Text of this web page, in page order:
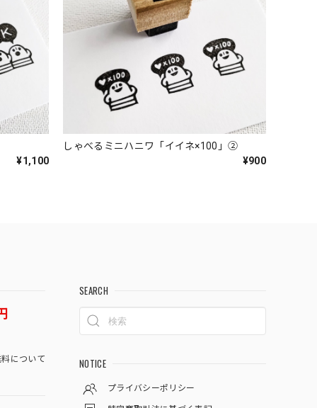
¥1,100
しゃべるミニハニワ「イイネ×100」②
¥900
について
SEARCH
NOTICE
プライバシーポリシー